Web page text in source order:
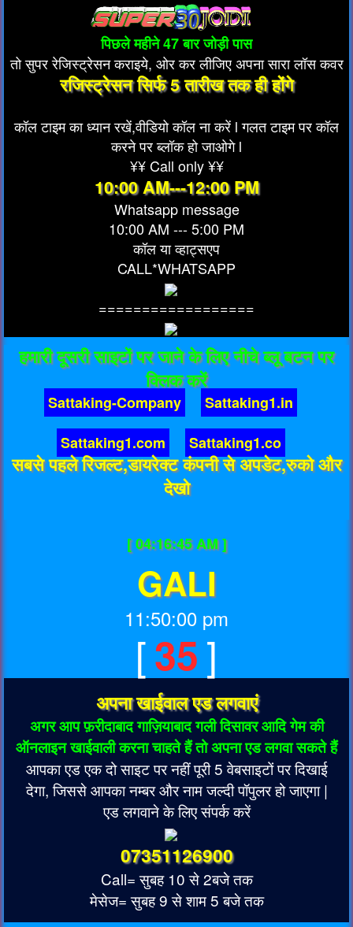
पिछले महीने 47 बार जोड़ी पास
तो सुपर रेजिस्ट्रेसन कराइये, ओर कर लीजिए अपना सारा लॉस कवर
रजिस्ट्रेसन सिर्फ 5 तारीख तक ही होंगे
कॉल टाइम का ध्यान रखें,वीडियो कॉल ना करें l गलत टाइम पर कॉल
करने पर ब्लॉक हो जाओगे l
¥¥ Call only ¥¥
10:00 AM---12:00 PM
Whatsapp message
10:00 AM --- 5:00 PM
कॉल या व्हाट्सएप
CALL*WHATSAPP
==================
हमारी दूसरी साइटों पर जाने के लिए नीचे ब्लू बटन पर
क्लिक करें
Sattaking-Company
Sattaking1.in
Sattaking1.com
Sattaking1.co
सबसे पहले रिजल्ट,डायरेक्ट कंपनी से अपडेट,रुको और
देखो
[ 04:16:45 AM ]
GALI
11:50:00 pm
[35]
अपना खाईवाल एड लगवाएं
अगर आप फ़रीदाबाद गाज़ियाबाद गली दिसावर आदि गेम की
ऑनलाइन खाईवाली करना चाहते हैं तो अपना एड लगवा सकते हैं
आपका एड एक दो साइट पर नहीं पूरी 5 वेबसाइटों पर दिखाई
देगा, जिससे आपका नम्बर और नाम जल्दी पॉपुलर हो जाएगा |
एड लगवाने के लिए संपर्क करें
07351126900
Call= सुबह 10 से 2बजे तक
मेसेज= सुबह 9 से शाम 5 बजे तक